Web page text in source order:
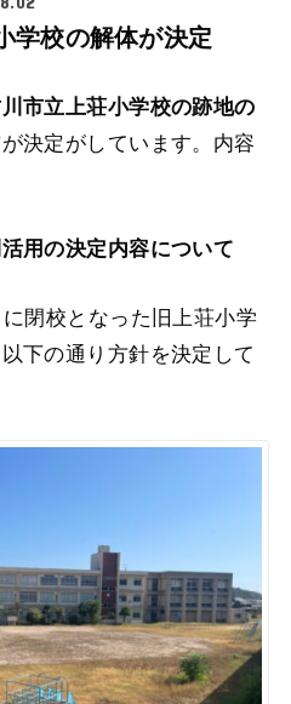
学校の解体が決定
市立上荘小学校の跡地の
決定がしています。内容
用の決定内容について
閉校となった旧上荘小学
下の通り方針を決定して